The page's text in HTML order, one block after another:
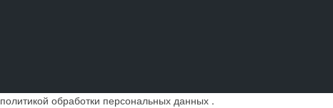
политикой обработки персональных данных .